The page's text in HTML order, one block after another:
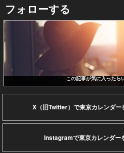
フォローする
この記事が気に入ったら
X（旧Twitter）で東京カレンダー
Instagramで東京カレンダー